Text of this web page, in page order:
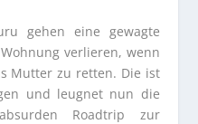
gehen eine gewagte
verlieren, wenn
Mutter zu retten. Die ist
und leugnet nun die
Roadtrip zur